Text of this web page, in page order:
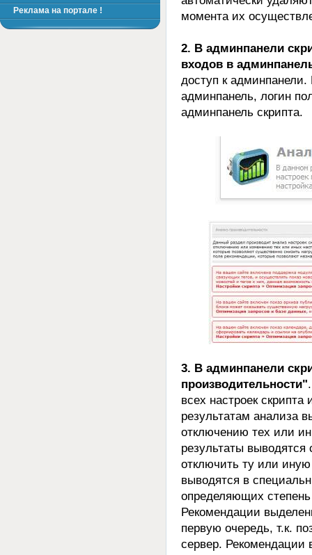
момента их
2. В админпанели
входов в
доступ к
админпанель, логин
админпанель скрипта.
3. В админпанели
производительности"
всех настроек скрипта
результатам анализа
отключению тех или
результаты
отключить ту или
выводятся в
определяющих
Рекомендации
первую очередь, т.к.
сервер. Рекомендации
Реклама на портале !